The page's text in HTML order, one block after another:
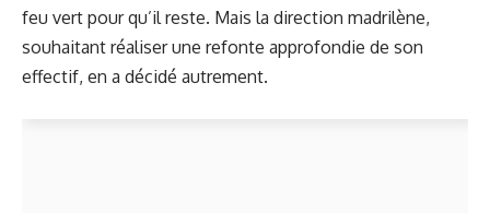
feu vert pour qu’il reste. Mais la direction madrilène,
souhaitant réaliser une refonte approfondie de son
effectif, en a décidé autrement.